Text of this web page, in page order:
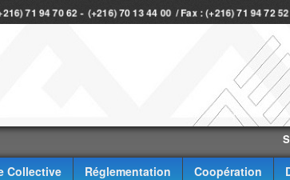
71 94 70 62 - (+216) 70 13 44 00 / Fax : (+216) 71 94 72
Collective Réglementation Coopération